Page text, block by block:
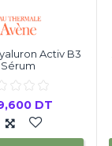
Activ B3
Sérum
DT